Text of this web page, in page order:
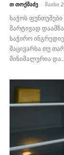
თ თოქმაძე - მაისი
ხაჭოს
მარტივად
საჭირო
მაცივარსა თუ
მინიმალურია